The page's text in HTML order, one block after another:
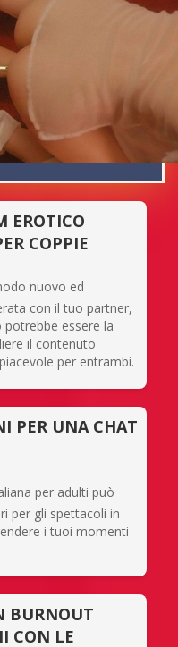
EROTICO
COPPIE
nuovo ed
con il tuo partner,
essere la
il contenuto
per entrambi.
PER UNA CHAT
per adulti può
per gli spettacoli in
i tuoi momenti
BURNOUT
CON LE